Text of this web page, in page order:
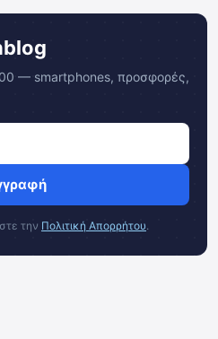
— smartphones, προσφορές,
την Πολιτική Απορρήτου.